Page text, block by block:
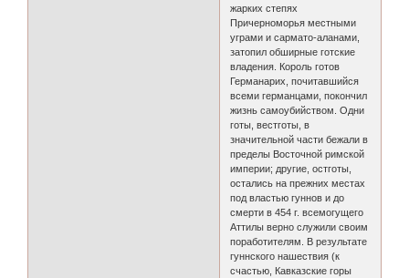
жарких степях
Причерноморья местными
уграми и сармато-аланами,
затопил обширные готские
владения. Король готов
Германарих, почитавшийся
всеми германцами, покончил
жизнь самоубийством. Одни
готы, вестготы, в
значительной части бежали в
пределы Восточной римской
империи; другие, остготы,
остались на прежних местах
под властью гуннов и до
смерти в 454 г. всемогущего
Аттилы верно служили своим
поработителям. В результате
гуннского нашествия (к
счастью, Кавказские горы